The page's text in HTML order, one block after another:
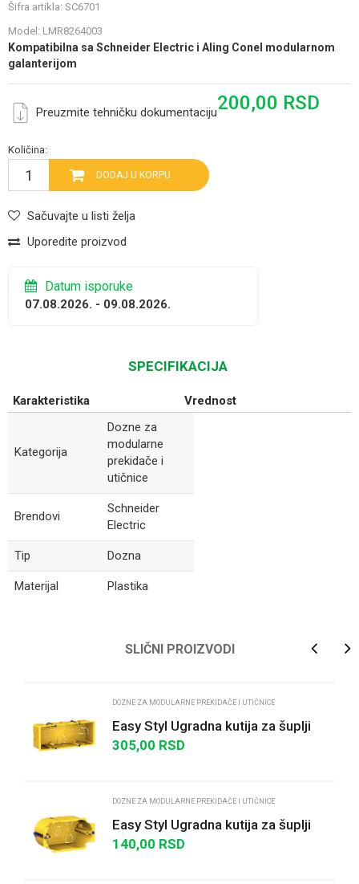
Šifra artikla: SC6701
Model: LMR8264003
Kompatibilna sa Schneider Electric i Aling Conel modularnom
galanterijom
Preuzmite tehničku dokumentaciju200,00 RSD
Količina:
DODAJ U KORPU
Sačuvajte u listi želja
Uporedite proizvod
Datum isporuke
07.08.2026. - 09.08.2026.
SPECIFIKACIJA
Karakteristika Vrednost
Kategorija
Dozne za
modularne
prekidače i
utičnice
Brendovi
Schneider
Electric
Tip Dozna
Materijal Plastika
Poruka
SLIČNI PROIZVODI
DOZNE ZA MODULARNE PREKIDAČE I UTIČNICE
Easy Styl Ugradna kutija za šuplji
zid 7 modula
305,00 RSD
DOZNE ZA MODULARNE PREKIDAČE I UTIČNICE
Easy Styl Ugradna kutija za šuplji
zid 3 modula
140,00 RSD